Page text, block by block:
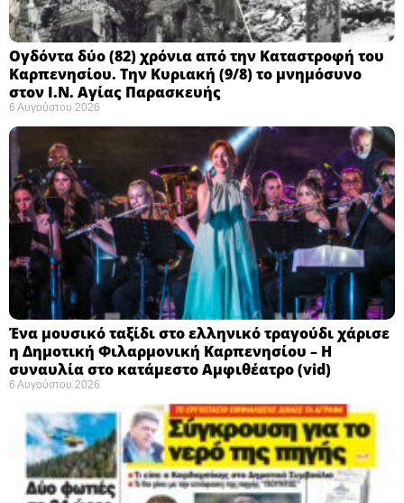
Ογδόντα δύο (82) χρόνια από την Καταστροφή του
Καρπενησίου. Την Κυριακή (9/8) το μνημόσυνο
στον Ι.Ν. Αγίας Παρασκευής
6 Αυγούστου 2026
Ένα μουσικό ταξίδι στο ελληνικό τραγούδι χάρισε
η Δημοτική Φιλαρμονική Καρπενησίου – Η
συναυλία στο κατάμεστο Αμφιθέατρο (vid)
6 Αυγούστου 2026